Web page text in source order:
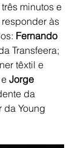
minutos e
às
Fernando
Transfeera;
têxtil e
Jorge
da
da Young